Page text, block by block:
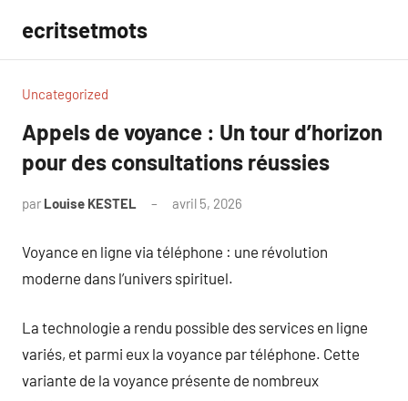
contenu
ecritsetmots
Uncategorized
Appels de voyance : Un tour d’horizon
pour des consultations réussies
par Louise KESTEL avril 5, 2026
Voyance en ligne via téléphone : une révolution
moderne dans l’univers spirituel.
La technologie a rendu possible des services en ligne
variés, et parmi eux la voyance par téléphone. Cette
variante de la voyance présente de nombreux